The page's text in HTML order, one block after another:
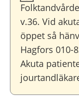
v.36. Vid
öppet så
Hagfors 010-
Akuta